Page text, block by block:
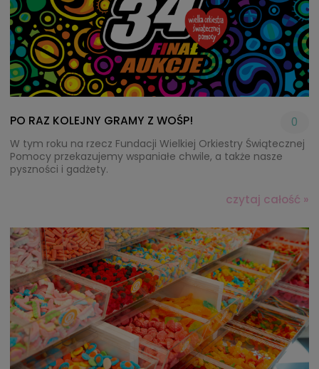
PO RAZ KOLEJNY GRAMY Z WOŚP! 0
W tym roku na rzecz Fundacji Wielkiej Orkiestry Świątecznej
Pomocy przekazujemy wspaniałe chwile, a także nasze
pyszności i gadżety.
czytaj całość »